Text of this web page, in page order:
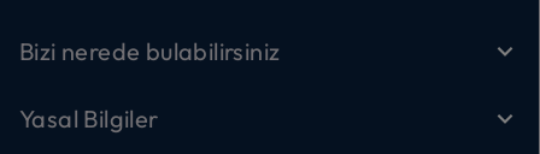
Bizi nerede bulabilirsiniz
Yasal Bilgiler